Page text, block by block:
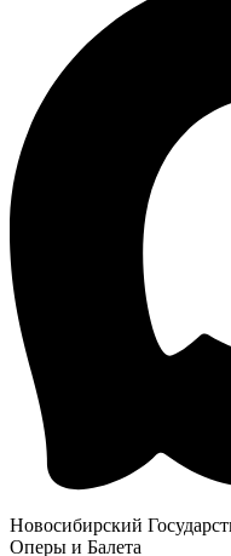
Новосибирский
Оперы и Балета